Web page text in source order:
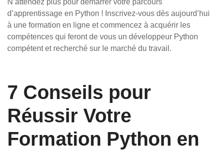
N’attendez plus pour démarrer votre parcours
d’apprentissage en Python ! Inscrivez-vous dès aujourd’hui
à une formation en ligne et commencez à acquérir les
compétences qui feront de vous un développeur Python
compétent et recherché sur le marché du travail.
7 Conseils pour
Réussir Votre
Formation Python en